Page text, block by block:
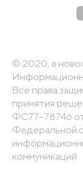
© 2020, в
Все права
принятия
ФС77-78746 от
Федеральной
коммуникаций